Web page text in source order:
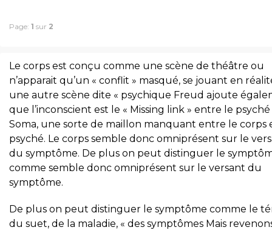
Page: 1 sur 2
Le corps est conçu comme une scène de théâtre ou
n’apparait qu’un « conflit » masqué, se jouant en
une autre scène dite « psychique Freud ajoute
que l’inconscient est le « Missing link » entre le
Soma, une sorte de maillon manquant entre le corps
psyché. Le corps semble donc omniprésent sur le
du symptôme. De plus on peut distinguer le
comme semble donc omniprésent sur le versant du
symptôme.
De plus on peut distinguer le symptôme comme le
du suet, de la maladie, « des symptômes Mais